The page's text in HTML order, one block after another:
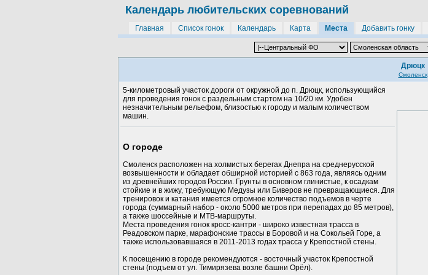
Календарь любительских соревнований
Главная Список гонок Календарь Карта Места Добавить гонку
Дрюцк
Смоленск
5-километровый участок дороги от окружной до п. Дрюцк, использующийся
для проведения гонок с раздельным стартом на 10/20 км. Удобен
незначительным рельефом, близостью к городу и малым количеством
машин.
О городе
Смоленск расположен на холмистых берегах Днепра на среднерусской
возвышенности и обладает обширной историей с 863 года, являясь одним
из древнейших городов России. Грунты в основном глинистые, к осадкам
стойкие и в жижу, требующую Медузы или Биверов не превращающиеся. Для
тренировок и катания имеется огромное количество подъемов в черте
города (суммарный набор - около 5000 метров при перепадах до 85 метров),
а также шоссейные и MTB-маршруты.
Места проведения гонок кросс-кантри - широко известная трасса в
Реадовском парке, марафонские трассы в Боровой и на Сокольей Горе, а
также использовавшаяся в 2011-2013 годах трасса у Крепостной стены.
К посещению в городе рекомендуются - восточный участок Крепостной
стены (подъем от ул. Тимирязева возле башни Орёл).